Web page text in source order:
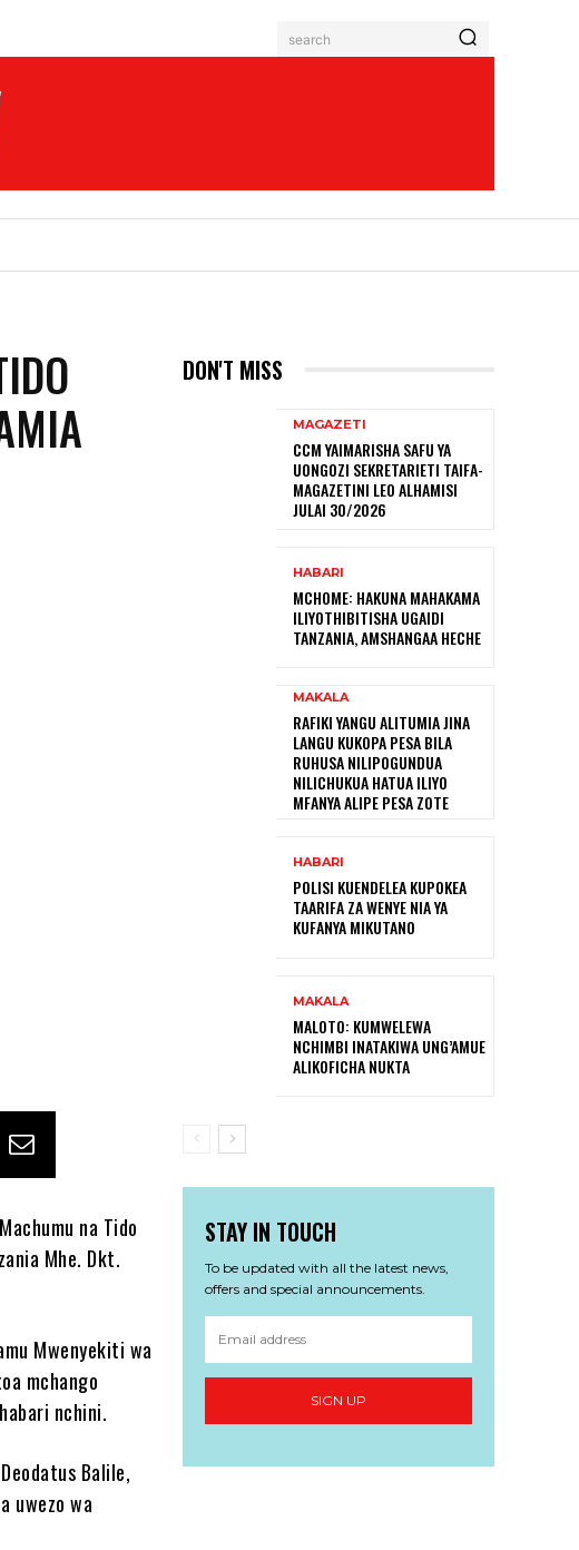
search
na Tido
Mhe. Dkt.
Mwenyekiti wa
mchango
nchini.
Balile,
uwezo wa
DON'T MISS
MAGAZETI
CCM YAIMARISHA SAFU YA
UONGOZI SEKRETARIETI TAIFA-
MAGAZETINI LEO ALHAMISI
JULAI 30/2026
HABARI
MCHOME: HAKUNA MAHAKAMA
ILIYOTHIBITISHA UGAIDI
TANZANIA, AMSHANGAA HECHE
MAKALA
RAFIKI YANGU ALITUMIA JINA
LANGU KUKOPA PESA BILA
RUHUSA NILIPOGUNDUA
NILICHUKUA HATUA ILIYO
MFANYA ALIPE PESA ZOTE
HABARI
POLISI KUENDELEA KUPOKEA
TAARIFA ZA WENYE NIA YA
KUFANYA MIKUTANO
MAKALA
MALOTO: KUMWELEWA
NCHIMBI INATAKIWA UNG’AMUE
ALIKOFICHA NUKTA
STAY IN TOUCH
To be updated with all the latest news,
offers and special announcements.
SIGN UP